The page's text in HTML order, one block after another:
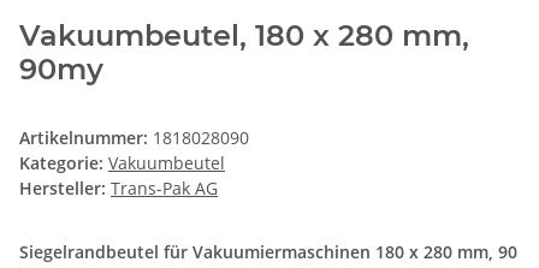
Vakuumbeutel, 180 x 280 mm,
90my
Artikelnummer: 1818028090
Kategorie: Vakuumbeutel
Hersteller: Trans-Pak AG
Siegelrandbeutel für Vakuumiermaschinen 180 x 280 mm, 90